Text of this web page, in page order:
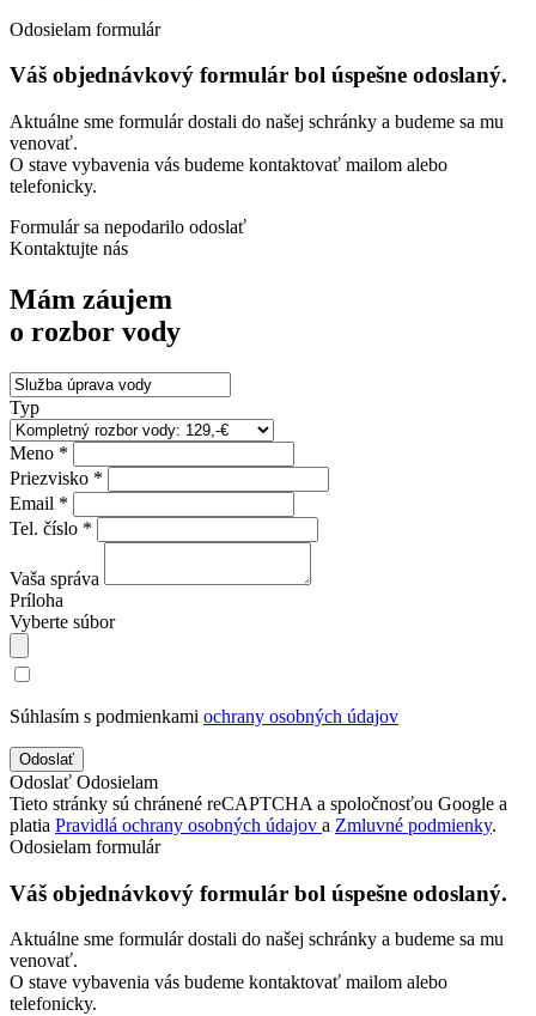
Odosielam formulár
Váš objednávkový formulár bol úspešne odoslaný.
Aktuálne sme formulár dostali do našej schránky a budeme sa mu
venovať.
O stave vybavenia vás budeme kontaktovať mailom alebo
telefonicky.
Formulár sa nepodarilo odoslať
Kontaktujte nás
Mám záujem
o rozbor vody
Typ
Meno *
Priezvisko *
Email *
Tel. číslo *
Vaša správa
Príloha
Vyberte súbor
Súhlasím s podmienkami ochrany osobných údajov
Odoslať Odosielam
Tieto stránky sú chránené reCAPTCHA a spoločnosťou Google a
platia Pravidlá ochrany osobných údajov a Zmluvné podmienky.
Odosielam formulár
Váš objednávkový formulár bol úspešne odoslaný.
Aktuálne sme formulár dostali do našej schránky a budeme sa mu
venovať.
O stave vybavenia vás budeme kontaktovať mailom alebo
telefonicky.